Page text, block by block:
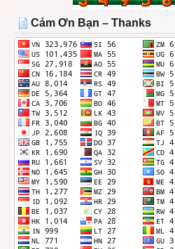
THÁNG
Cảm Ơn Bạn – Thanks